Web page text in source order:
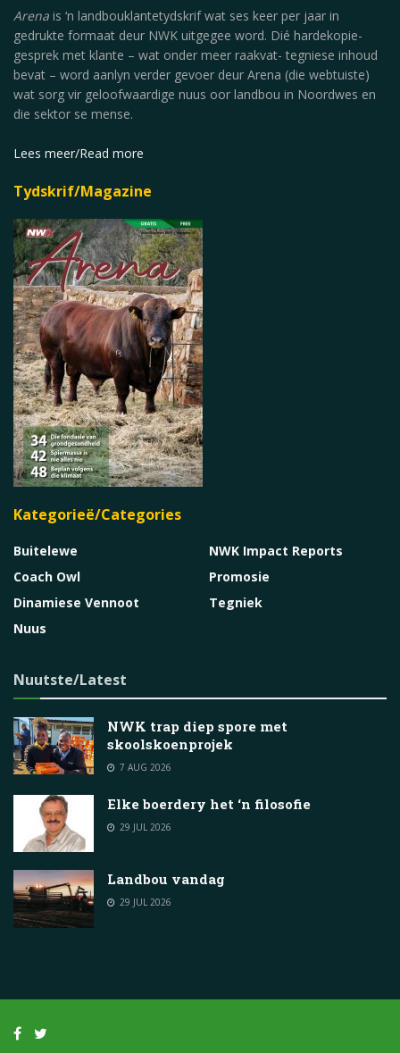
Arena is ‘n landbouklantetydskrif wat ses keer per jaar in
gedrukte formaat deur NWK uitgegee word. Dié hardekopie-
gesprek met klante – wat onder meer raakvat- tegniese inhoud
bevat – word aanlyn verder gevoer deur Arena (die webtuiste)
wat sorg vir geloofwaardige nuus oor landbou in Noordwes en
die sektor se mense.
Lees meer/Read more
Tydskrif/Magazine
Kategorieë/Categories
Buitelewe
Coach Owl
Dinamiese Vennoot
Nuus
NWK Impact Reports
Promosie
Tegniek
Nuutste/Latest
NWK trap diep spore met
skoolskoenprojek
7 AUG 2026
Elke boerdery het ‘n filosofie
29 JUL 2026
Landbou vandag
29 JUL 2026